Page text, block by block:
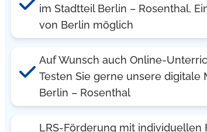
im Stadtteil Berlin – Rosenthal,
von Berlin möglich
Auf Wunsch auch Online-
Testen Sie gerne unsere
Berlin – Rosenthal
LRS-Förderung mit